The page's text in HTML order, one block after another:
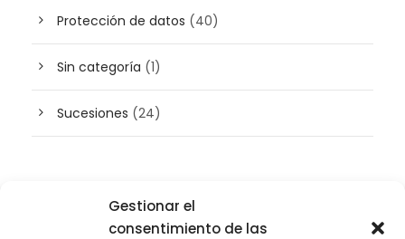
Gestionar el
consentimiento de las
Protección de datos (40)
Sin categoría (1)
Sucesiones (24)
Buscador de artículos